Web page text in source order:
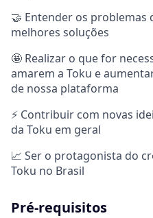
🤝 Entender os problemas
melhores soluções
🤩 Realizar o que for
amarem a Toku e
de nossa plataforma
⚡️ Contribuir com novas
da Toku em geral
📈 Ser o protagonista do
Toku no Brasil
Pré-requisitos